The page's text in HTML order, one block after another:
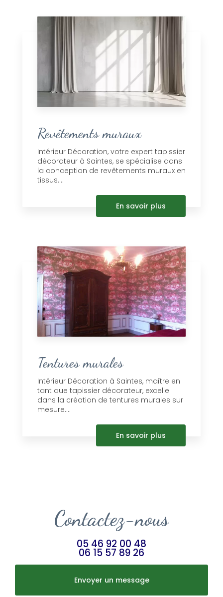
Revêtements muraux
Intérieur Décoration, votre expert tapissier
décorateur à Saintes, se spécialise dans
la conception de revêtements muraux en
tissus....
En savoir plus
Tentures murales
Intérieur Décoration à Saintes, maître en
tant que tapissier décorateur, excelle
dans la création de tentures murales sur
mesure....
En savoir plus
Contactez-nous
05 46 92 00 48
06 15 57 89 26
Envoyer un message